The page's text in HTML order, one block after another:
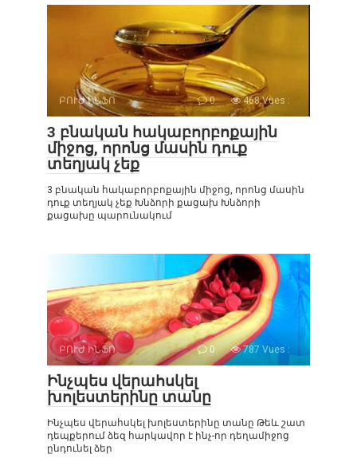
ԲՈՒԺ ԻՆՖՈ 0 468 Vues :
3 բնական հակաբորբոքային
միջոց, որոնց մասին դուք
տեղյակ չեք
3 բնական հակաբորբոքային միջոց, որոնց մասին
դուք տեղյակ չեք Խնձորի քացախ Խնձորի
քացախը պարունակում
ԲՈՒԺ ԻՆՖՈ 0 787 Vues :
Ինչպես վերահսկել
խոլեստերինը տանը
Ինչպես վերահսկել խոլեստերինը տանը Թեև շատ
դեպքերում ձեզ հարկավոր է ինչ-որ դեղամիջոց
ընդունել ձեր